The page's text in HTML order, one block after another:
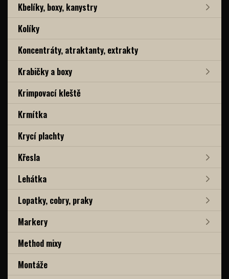
Kbelíky, boxy, kanystry
Kolíky
Koncentráty, atraktanty, extrakty
Krabičky a boxy
Krimpovací kleště
Krmítka
Krycí plachty
Křesla
Lehátka
Lopatky, cobry, praky
Markery
Method mixy
Montáže